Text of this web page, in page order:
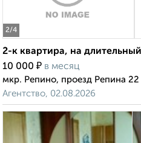
2/4
2-к квартира, на
10 000 ₽ в месяц
мкр. Репино, проезд Репина 22
Агентство, 02.08.2026